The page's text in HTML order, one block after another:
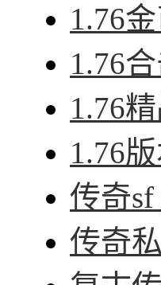
1.76
1.76
1.76
1.76
传奇sf
传奇